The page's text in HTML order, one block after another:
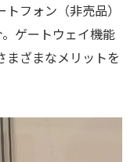
フォン（非売品）
ゲートウェイ機能
まざまなメリットを